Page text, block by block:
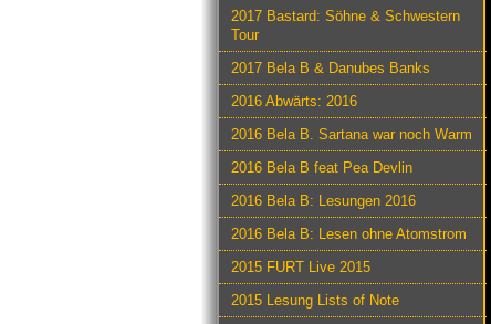
2017 Bastard: Söhne & Schwestern
Tour
2017 Bela B & Danubes Banks
2016 Abwärts: 2016
2016 Bela B. Sartana war noch Warm
2016 Bela B feat Pea Devlin
2016 Bela B: Lesungen 2016
2016 Bela B: Lesen ohne Atomstrom
2015 FURT Live 2015
2015 Lesung Lists of Note